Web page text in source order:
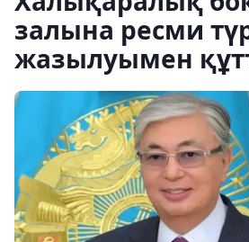
залына ресми
жазылуымен